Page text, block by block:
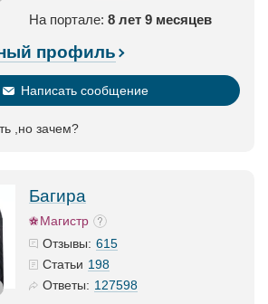
На портале: 8 лет 9 месяцев
профиль
Написать сообщение
,но зачем?
Багира
Магистр
Отзывы: 615
Статьи 198
Ответы: 127598